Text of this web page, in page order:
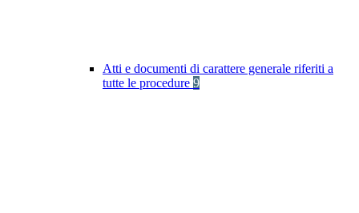
Atti e documenti di carattere generale riferiti a
tutte le procedure 9